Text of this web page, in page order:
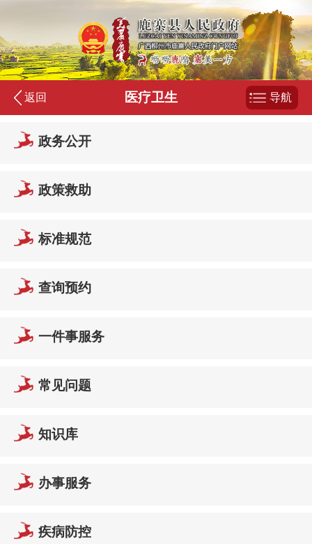
返回 医疗卫生 导航
政务公开
政策救助
标准规范
查询预约
一件事服务
常见问题
知识库
办事服务
疾病防控